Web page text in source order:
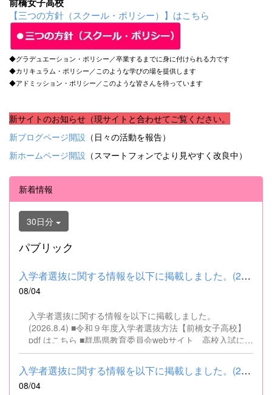
【三つの方針（スクール・ポリシー）】はこちら
◆グラデュエーション・ポリシー／卒業するまでに身に付けられる力です
◆カリキュラム・ポリシー／このような学びの場を提供します
◆アドミッション・ポリシー／このような皆さんを待っています
新サイトのお知らせ（現サイトと合わせてご覧ください。
新ブログページ開設 （日々の活動を報告）
新ホームページ開設 （スマートフォンでより見やすく改良中）
新着情報
30日分
パブリック
入学者選抜に関する情報を以下に掲載しました。(2026.8.4) ■令和...
08/04
入学者選抜に関する情報を以下に掲載しました。
(2026.8.4) ■令和９年度入学者選抜方法【前橋女子高校】
pdf はこちら ■群馬県教育委員会webサイト 高校入試に関
するページはこちら
入学者選抜に関する情報を以下に掲載しました。(2026.8.4) ■令和...
08/04